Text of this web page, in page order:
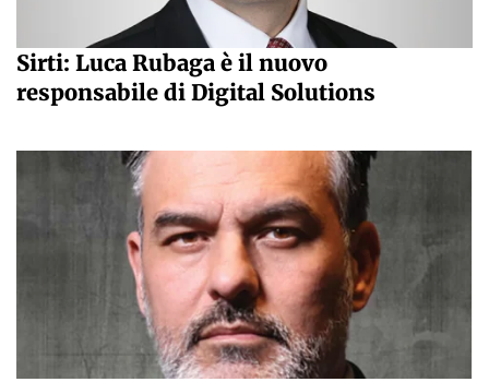
Sirti: Luca Rubaga è il nuovo
responsabile di Digital Solutions